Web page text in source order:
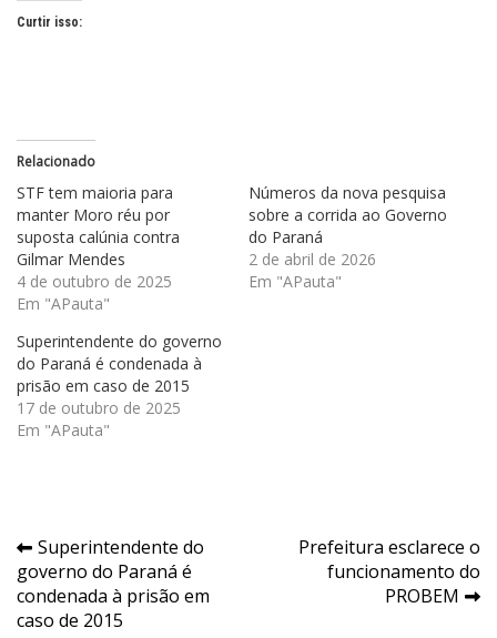
Curtir isso:
Relacionado
STF tem maioria para
manter Moro réu por
suposta calúnia contra
Gilmar Mendes
4 de outubro de 2025
Em "APauta"
Números da nova pesquisa
sobre a corrida ao Governo
do Paraná
2 de abril de 2026
Em "APauta"
Superintendente do governo
do Paraná é condenada à
prisão em caso de 2015
17 de outubro de 2025
Em "APauta"
Navegação
de
Post
Superintendente do
governo do Paraná é
condenada à prisão em
caso de 2015
Prefeitura esclarece o
funcionamento do
PROBEM